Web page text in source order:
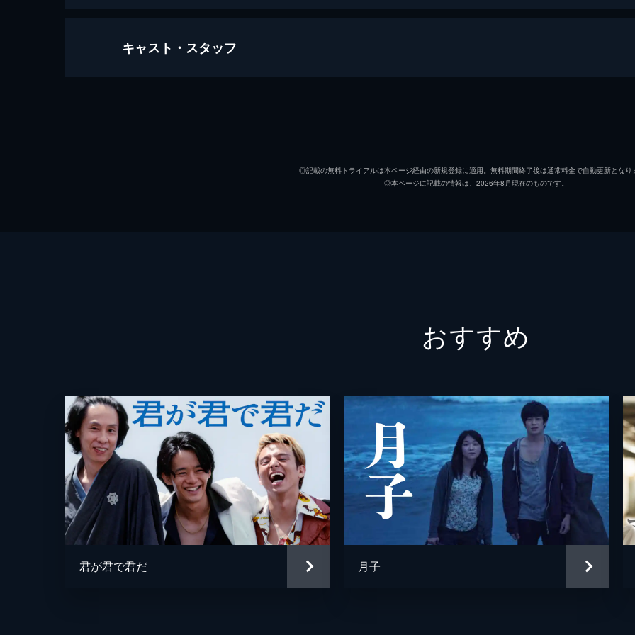
正しく忘れる
キャスト・スタッフ
藤真美
長澤
愛葉
勇泰人
桝木亜
◎記載の無料トライアルは本ページ経由の新規登録に適用。無料期間終了後は通常料金で自動更新となり
◎本ページに記載の情報は、2026年8月現在のものです。
おすすめ
君が君で君だ 月子